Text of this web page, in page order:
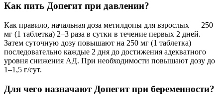
Как пить Допегит при давлении?
Как правило, начальная доза метилдопы для взрослых — 250
мг (1 таблетка) 2–3 раза в сутки в течение первых 2 дней.
Затем суточную дозу повышают на 250 мг (1 таблетка)
последовательно каждые 2 дня до достижения адекватного
уровня снижения АД. При необходимости повышают дозу до
1–1,5 г/сут.
Для чего назначают Допегит при беременности?